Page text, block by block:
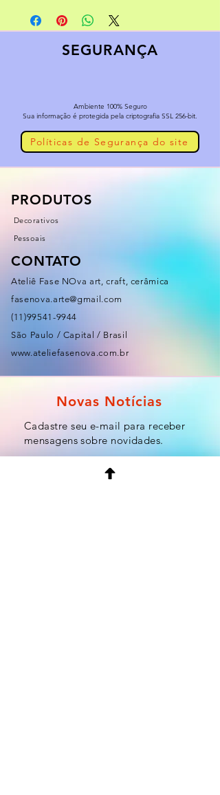
SEGURANÇA
Ambiente 100% Seguro
Sua informação é protegida pela criptografia SSL 256-bit.
Políticas de Segurança do site
PRODUTOS
Decorativos
Pessoais
CONTATO
Ateliê Fase NOva art, craft, cerâmica
fasenova.arte@gmail.com
(11)99541-9944
São Paulo / Capital / Brasil
www.ateliefasenova.com.br
Novas Notícias
Cadastre seu e-mail para receber
mensagens sobre novidades.